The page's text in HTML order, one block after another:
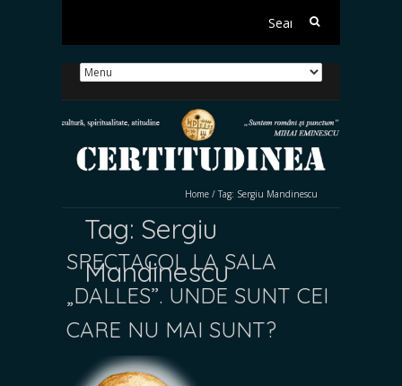
Search
Home / Tag: Sergiu Mandinescu
Tag: Sergiu
Mandinescu
SPECTACOL LA SALA
„DALLES”. UNDE SUNT CEI
CARE NU MAI SUNT?